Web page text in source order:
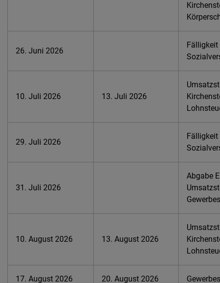
26. Juni 2026
Fälligkeit
10. Juli 2026 13. Juli 2026
29. Juli 2026
Fälligkeit
31. Juli 2026
Abgabe
10. August 2026 13. August 2026
17. August 2026 20. August 2026